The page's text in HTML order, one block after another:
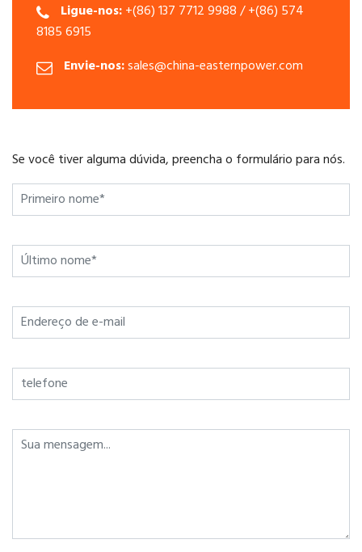
Ligue-nos:+(86) 137 7712 9988 / +(86) 574
8185 6915
Envie-nos:sales@china-easternpower.com
Se você tiver alguma dúvida, preencha o formulário para nós.